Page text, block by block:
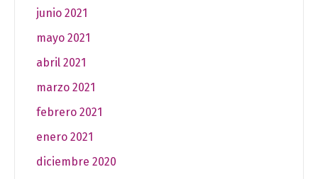
junio 2021
mayo 2021
abril 2021
marzo 2021
febrero 2021
enero 2021
diciembre 2020